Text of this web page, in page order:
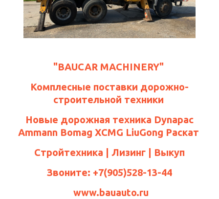
"BAUCAR MACHINERY"
Комплесные поставки дорожно-
строительной техники
Новые дорожная техника Dynapac
Ammann Bomag XCMG LiuGong Раскат
Стройтехника | Лизинг | Выкуп
Звоните: +7(905)528-13-44
www.bauauto.ru